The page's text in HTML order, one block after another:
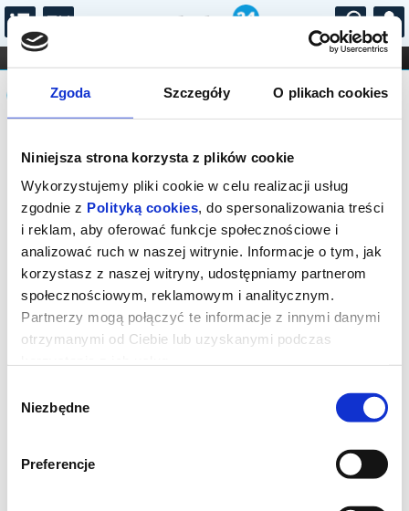
Zgoda Szczegóły O plikach cookies
Niniejsza strona korzysta z plików cookie
Wykorzystujemy pliki cookie w celu realizacji usług
zgodnie z Polityką cookies, do spersonalizowania treści
i reklam, aby oferować funkcje społecznościowe i
analizować ruch w naszej witrynie. Informacje o tym, jak
korzystasz z naszej witryny, udostępniamy partnerom
społecznościowym, reklamowym i analitycznym.
Partnerzy mogą połączyć te informacje z innymi danymi
otrzymanymi od Ciebie lub uzyskanymi podczas
zgody
Niezbędne
Preferencje
...
FILHARMONIA OPERA I BALET
STAND-UP
DLA DZIECI
Komunikat
Sprzedaż biletów on-line na wydarzenie
została zakończona.